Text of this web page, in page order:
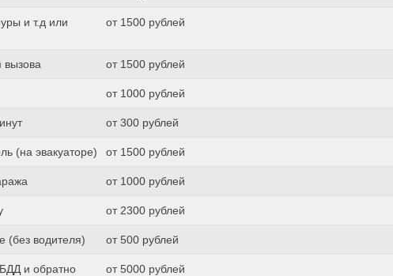
и т.д или
от 1500 рублей
вызова от 1500 рублей
от 1000 рублей
от 300 рублей
(на эвакуаторе) от 1500 рублей
от 1000 рублей
от 2300 рублей
(без водителя) от 500 рублей
и обратно от 5000 рублей